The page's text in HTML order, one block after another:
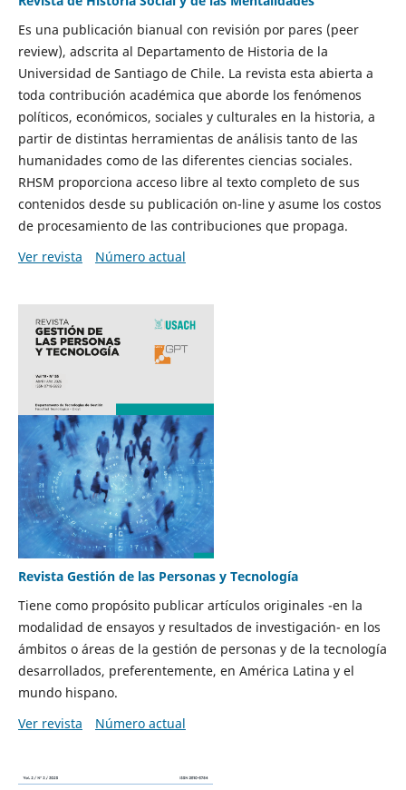
Es una publicación bianual con revisión por pares (peer
review), adscrita al Departamento de Historia de la
Universidad de Santiago de Chile. La revista esta abierta a
toda contribución académica que aborde los fenómenos
políticos, económicos, sociales y culturales en la historia, a
partir de distintas herramientas de análisis tanto de las
humanidades como de las diferentes ciencias sociales.
RHSM proporciona acceso libre al texto completo de sus
contenidos desde su publicación on-line y asume los costos
de procesamiento de las contribuciones que propaga.
Ver revista
Número actual
Revista Gestión de las Personas y Tecnología
Tiene como propósito publicar artículos originales -en la
modalidad de ensayos y resultados de investigación- en los
ámbitos o áreas de la gestión de personas y de la tecnología
desarrollados, preferentemente, en América Latina y el
mundo hispano.
Ver revista
Número actual